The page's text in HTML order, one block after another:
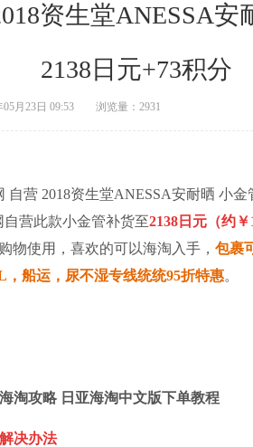
资生堂ANESSA
2138日元+73积分
月23日 09:53 浏览量：2931
自营 2018资生堂ANESSA安耐晒 小金
自营此款小金管补货至2138日元（约￥
物使用， 喜欢的可以海淘入手， 包裹
，船运，尿不湿专线统统95折特惠。
海淘攻略 日亚海淘中文版下单教程
决办法